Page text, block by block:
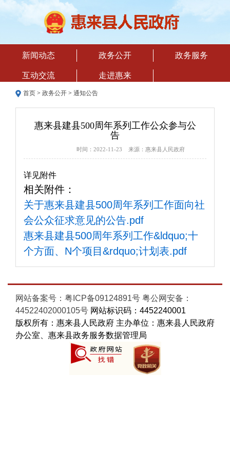
新闻动态 政务公开 政务服务
互动交流 走进惠来
首页 > 政务公开 > 通知公告
惠来县建县500周年系列工作公众参与公
告
时间：2022-11-23 来源：惠来县人民政府
详见附件
相关附件：
关于惠来县建县500周年系列工作面向社
会公众征求意见的公告.pdf
惠来县建县500周年系列工作&ldquo;十
个方面、N个项目&rdquo;计划表.pdf
网站备案号：粤ICP备09124891号 粤公网安备：
44522402000105号 网站标识码：4452240001
版权所有：惠来县人民政府 主办单位：惠来县人民政府
办公室、惠来县政务服务数据管理局